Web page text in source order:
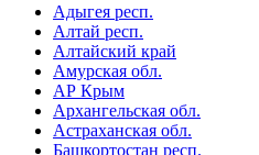
Адыгея респ.
Алтай респ.
Алтайский край
Амурская обл.
АР Крым
Архангельская обл.
Астраханская обл.
Башкортостан респ.